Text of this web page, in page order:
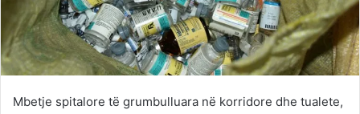
Mbetje spitalore të grumbulluara në korridore dhe tualete,